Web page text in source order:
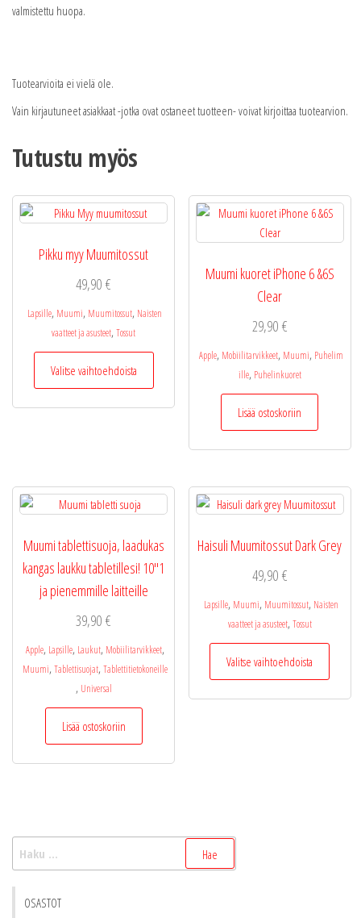
valmistettu huopa.
Tuotearvioita ei vielä ole.
Vain kirjautuneet asiakkaat -jotka ovat ostaneet tuotteen- voivat kirjoittaa tuotearvion.
Tutustu myös
Pikku myy Muumitossut
49,90€
Lapsille, Muumi, Muumitossut, Naisten
vaatteet ja asusteet, Tossut
Valitse vaihtoehdoista
Tällä
valinnat
tuotteen
Muumi kuoret iPhone 6 &6S
Clear
29,90 €
Apple, Mobiilitarvikkeet, Muumi, Puhelim
ille, Puhelinkuoret
Lisää ostoskoriin
Muumi tablettisuoja, laadukas
kangas laukku tabletillesi! 10″1
ja pienemmille laitteille
39,90€
Apple, Lapsille, Laukut, Mobiilitarvikkeet,
Muumi, Tablettisuojat, Tablettitietokoneille
, Universal
Lisää ostoskoriin
Haisuli Muumitossut Dark Grey
49,90 €
Lapsille, Muumi, Muumitossut, Naisten
vaatteet ja asusteet, Tossut
Valitse vaihtoehdoista
Tällä
Haku:
OSASTOT